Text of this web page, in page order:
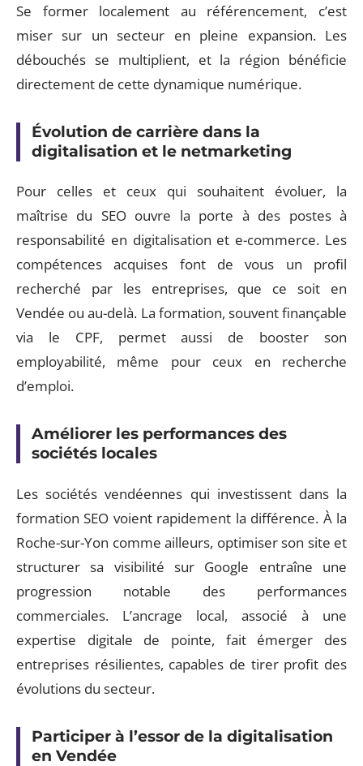
Se former localement au référencement, c’est
miser sur un secteur en pleine expansion. Les
débouchés se multiplient, et la région bénéficie
directement de cette dynamique numérique.
Évolution de carrière dans la
digitalisation et le netmarketing
Pour celles et ceux qui souhaitent évoluer, la
maîtrise du SEO ouvre la porte à des postes à
responsabilité en digitalisation et e-commerce. Les
compétences acquises font de vous un profil
recherché par les entreprises, que ce soit en
Vendée ou au-delà. La formation, souvent finançable
via le CPF, permet aussi de booster son
employabilité, même pour ceux en recherche
d’emploi.
Améliorer les performances des
sociétés locales
Les sociétés vendéennes qui investissent dans la
formation SEO voient rapidement la différence. À la
Roche-sur-Yon comme ailleurs, optimiser son site et
structurer sa visibilité sur Google entraîne une
progression notable des performances
commerciales. L’ancrage local, associé à une
expertise digitale de pointe, fait émerger des
entreprises résilientes, capables de tirer profit des
évolutions du secteur.
Participer à l’essor de la digitalisation
en Vendée